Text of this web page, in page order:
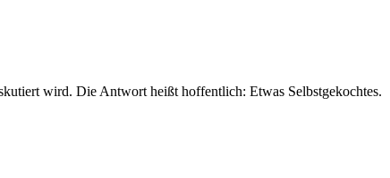
wird. Die Antwort heißt hoffentlich: Etwas Selbstgekochtes.